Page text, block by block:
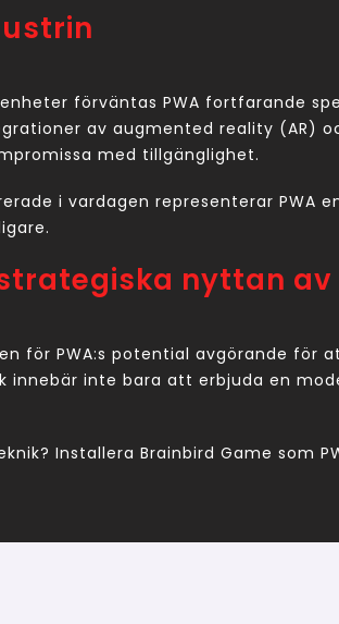
förväntas PWA fortfarande
av augmented reality (AR)
med tillgänglighet.
i vardagen representerar PWA
nyttan av
för PWA:s potential avgörande för
innebär inte bara att erbjuda en
Installera Brainbird Game som